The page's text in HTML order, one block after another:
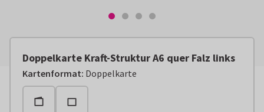
Doppelkarte Kraft-Struktur A6 quer Falz links
Kartenformat: Doppelkarte